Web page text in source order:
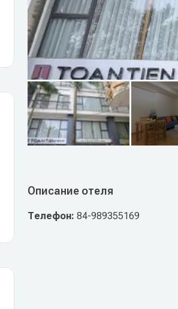
Описание отеля
Телефон: 84-989355169